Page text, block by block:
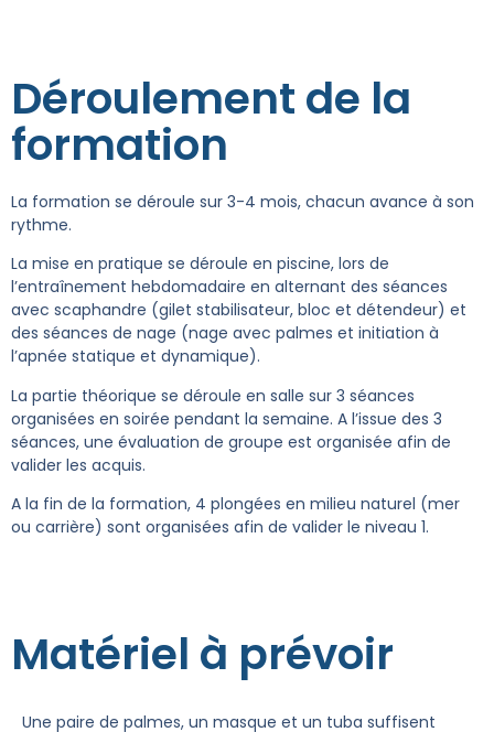
Déroulement de la
formation
La formation se déroule sur 3-4 mois, chacun avance à son
rythme.
La mise en pratique se déroule en piscine, lors de
l’entraînement hebdomadaire en alternant des séances
avec scaphandre (gilet stabilisateur, bloc et détendeur) et
des séances de nage (nage avec palmes et initiation à
l’apnée statique et dynamique).
La partie théorique se déroule en salle sur 3 séances
organisées en soirée pendant la semaine. A l’issue des 3
séances, une évaluation de groupe est organisée afin de
valider les acquis.
A la fin de la formation, 4 plongées en milieu naturel (mer
ou carrière) sont organisées afin de valider le niveau 1.
Matériel à prévoir
Une paire de palmes, un masque et un tuba suffisent